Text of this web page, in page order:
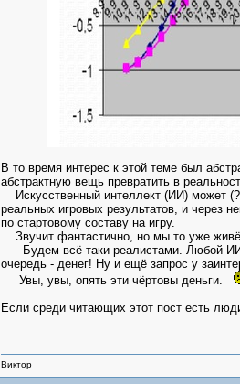
В то время интерес к этой теме был
абстрактную вещь превратить в
Искусственный интеллект (ИИ) может
реальных игровых результатов, и через
по стартовому составу на игру.
Звучит фантастично, но мы то уже
Будем всё-таки реалистами. Любой ИИ
очередь - денег! Ну и ещё запрос у
Увы, увы, опять эти чёртовы деньги.
Если среди читающих этот пост есть
Виктор